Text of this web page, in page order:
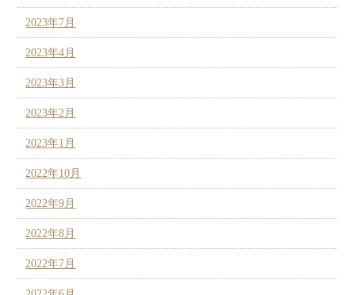
2023年7月
2023年4月
2023年3月
2023年2月
2023年1月
2022年10月
2022年9月
2022年8月
2022年7月